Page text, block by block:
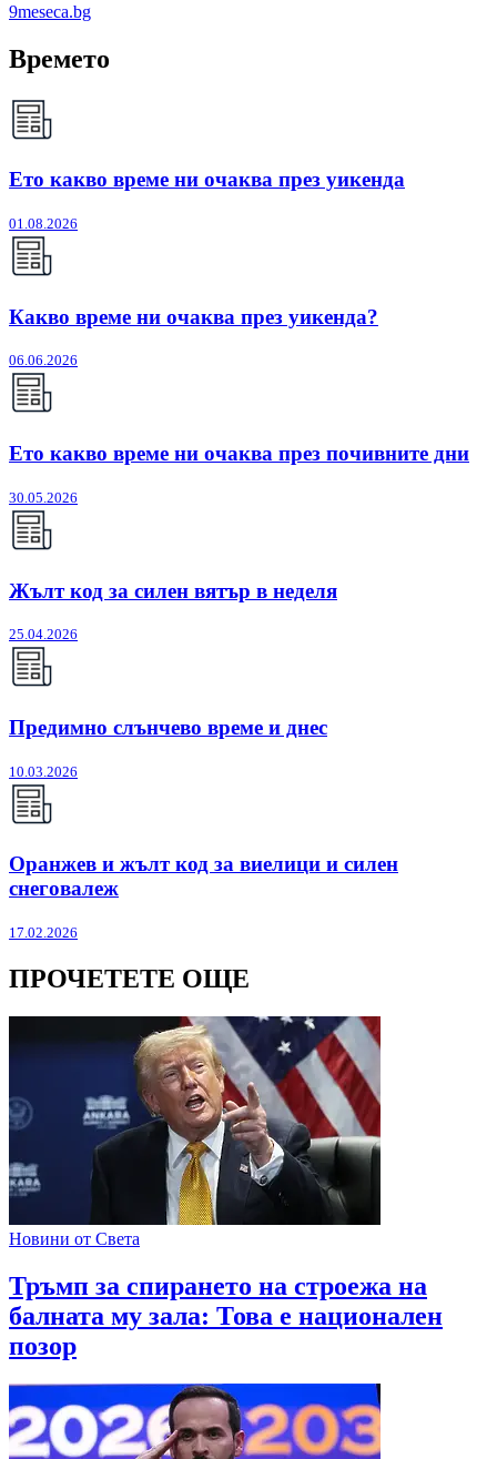
9meseca.bg
Времето
Ето какво време ни очаква през уикенда
01.08.2026
Какво време ни очаква през уикенда?
06.06.2026
Ето какво време ни очаква през почивните дни
30.05.2026
Жълт код за силен вятър в неделя
25.04.2026
Предимно слънчево време и днес
10.03.2026
Оранжев и жълт код за виелици и силен
снеговалеж
17.02.2026
ПРОЧЕТЕТЕ ОЩЕ
Новини от Света
Тръмп за спирането на строежа на
балната му зала: Това е национален
позор